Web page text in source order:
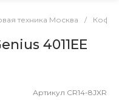
техника Москва /
4011EE
Артикул CR14-8JXR